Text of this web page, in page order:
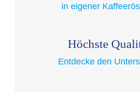
in eigener
Höchste
Entdecke den